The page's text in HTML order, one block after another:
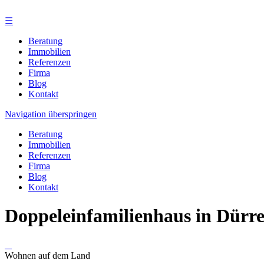
☰
Beratung
Immobilien
Referenzen
Firma
Blog
Kontakt
Navigation überspringen
Beratung
Immobilien
Referenzen
Firma
Blog
Kontakt
Doppeleinfamilienhaus in
Wohnen auf dem Land